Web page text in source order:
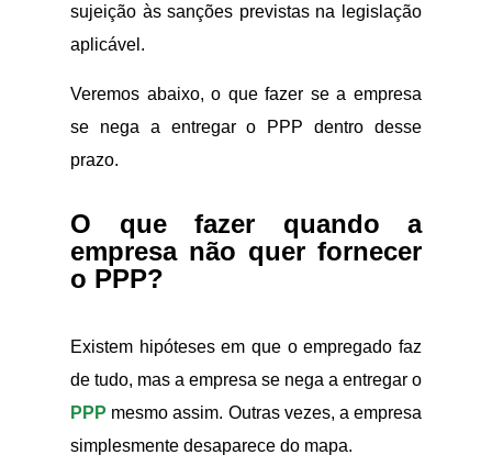
sujeição às sanções previstas na legislação
aplicável.
Veremos abaixo, o que fazer se a empresa
se nega a entregar o PPP dentro desse
prazo.
O que fazer quando a
empresa não quer fornecer
o PPP?
Existem hipóteses em que o empregado faz
de tudo, mas a empresa se nega a entregar o
PPP mesmo assim. Outras vezes, a empresa
simplesmente desaparece do mapa.